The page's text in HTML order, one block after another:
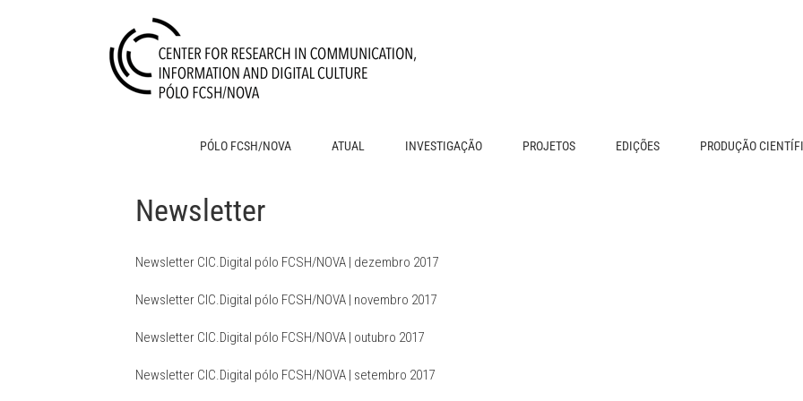
PÓLO FCSH/NOVA ATUAL INVESTIGAÇÃO PROJETOS EDIÇÕES PRODUÇÃO
Newsletter
Newsletter CIC.Digital pólo FCSH/NOVA | dezembro 2017
Newsletter CIC.Digital pólo FCSH/NOVA | novembro 2017
Newsletter CIC.Digital pólo FCSH/NOVA | outubro 2017
Newsletter CIC.Digital pólo FCSH/NOVA | setembro 2017